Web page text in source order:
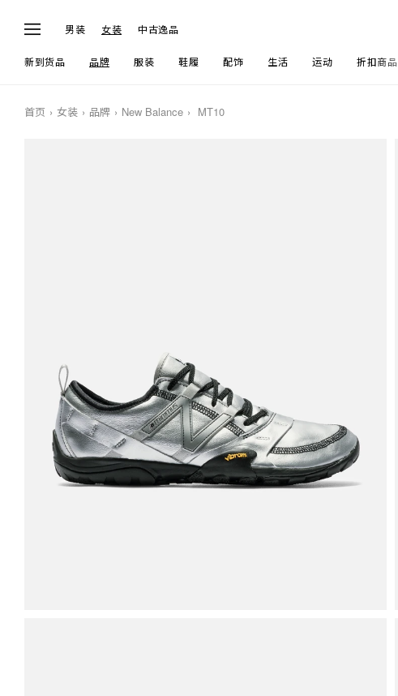
男装 女装 中古逸品
新到货品 品牌 服装 鞋履 配饰 生活 运动 折扣商品
首页 女装 品牌 New Balance MT10